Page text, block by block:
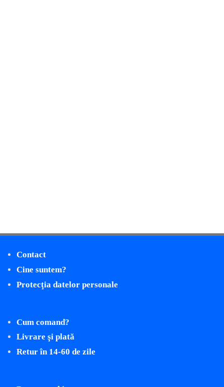
Contact
Cine suntem?
Protecţia datelor personale
Cum comand?
Livrare şi plată
Retur în 14-60 de zile